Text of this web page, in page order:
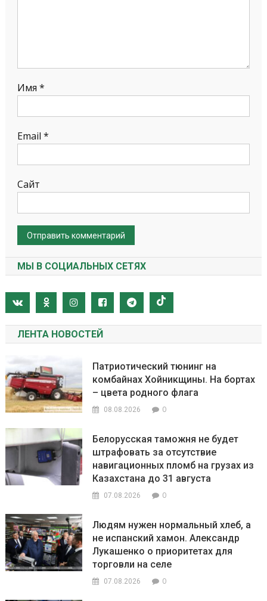
Имя *
Email *
Сайт
МЫ В СОЦИАЛЬНЫХ СЕТЯХ
ЛЕНТА НОВОСТЕЙ
Патриотический тюнинг на
комбайнах Хойникщины. На бортах
– цвета родного флага
08.08.2026 0
Белорусская таможня не будет
штрафовать за отсутствие
навигационных пломб на грузах из
Казахстана до 31 августа
07.08.2026 0
Людям нужен нормальный хлеб, а
не испанский хамон. Александр
Лукашенко о приоритетах для
торговли на селе
07.08.2026 0